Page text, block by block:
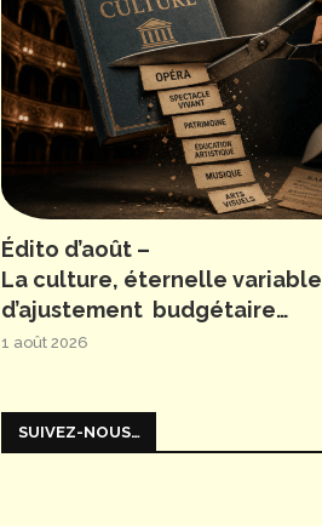
Édito d’août –
La culture, éternelle variable
d’ajustement budgétaire…
1 août 2026
SUIVEZ-NOUS…